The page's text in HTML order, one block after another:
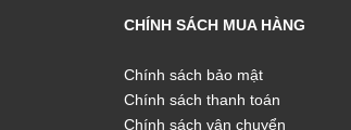
CHÍNH SÁCH MUA HÀNG
Chính sách bảo mật
Chính sách thanh toán
Chính sách vận chuyển